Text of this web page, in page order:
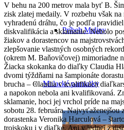
Príbeh Maliny
Malacké pamiatky
V behu na 200 metrov mala byť B.
zisk zlatej medaily. V rozbehu však
vyhradenú dráhu, čo je podľa
diskvalifikácia a sklamanie. Nebolo
žiakov a dorastencov na
zlepšovanie vlastných osobných
(okrem M. Baňovičovej) mimoriadne
Žiacka skokanka do diaľky Claudia
dvomi týždňami na šampionáte
brucha – Claudia v kvalifikácii
a napokon nebola ani kvalifikovaná.
sklamanie, hoci jej vrchol príde na
sobotu 28. februára. Najvyťaženejšou
dorastenka Veronika Harculová –
trojskoku i v diaľke. Ani v jednej z